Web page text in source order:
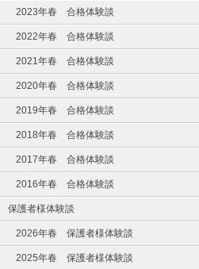
2023年春 合格体験談
2022年春 合格体験談
2021年春 合格体験談
2020年春 合格体験談
2019年春 合格体験談
2018年春 合格体験談
2017年春 合格体験談
2016年春 合格体験談
保護者様体験談
2026年春 保護者様体験談
2025年春 保護者様体験談